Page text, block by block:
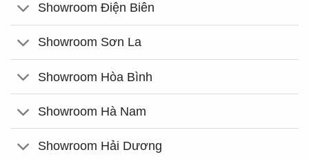
Showroom Điện Biên
Showroom Sơn La
Showroom Hòa Bình
Showroom Hà Nam
Showroom Hải Dương